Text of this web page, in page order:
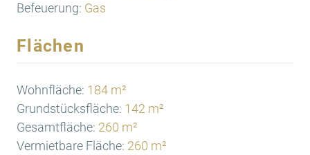
Befeuerung: Gas
Flächen
Wohnfläche: 184 m²
Grundstücksfläche: 142 m²
Gesamtfläche: 260 m²
Vermietbare Fläche: 260 m²